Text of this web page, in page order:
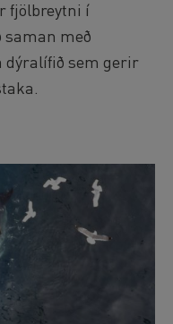
fjölbreytni í
með
dýralífið sem gerir